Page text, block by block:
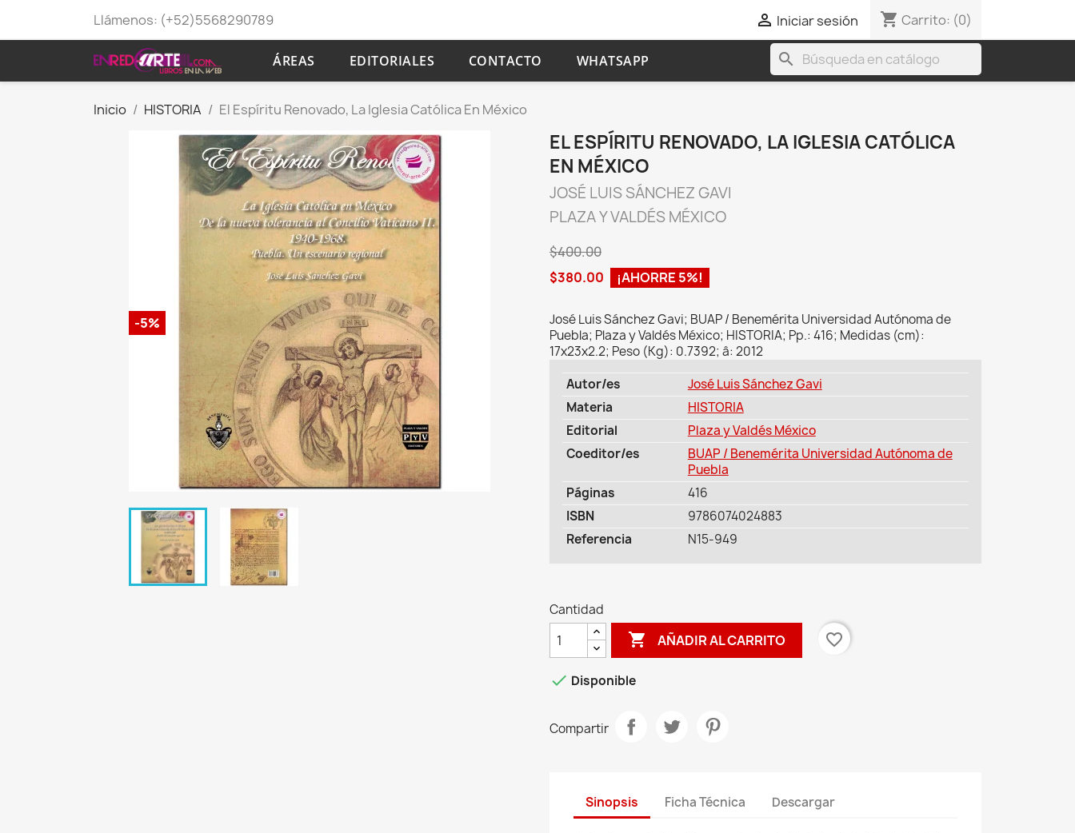
Llámenos: (+52)5568290789  Iniciar sesión shopping_cart Carrito: (0)
ÁREAS EDITORIALES CONTACTO WHATSAPP search
Inicio HISTORIA El Espíritu Renovado, La Iglesia Católica En México
-5%
EL ESPÍRITU RENOVADO, LA IGLESIA CATÓLICA
EN MÉXICO
JOSÉ LUIS SÁNCHEZ GAVI
PLAZA Y VALDÉS MÉXICO
$400.00
$380.00
¡AHORRE 5%!
José Luis Sánchez Gavi; BUAP / Benemérita Universidad Autónoma de
Puebla; Plaza y Valdés México; HISTORIA; Pp.: 416; Medidas (cm):
17x23x2.2; Peso (Kg): 0.7392; â: 2012
Autor/es
José Luis Sánchez Gavi
Materia
HISTORIA
Editorial
Plaza y Valdés México
Coeditor/es
BUAP / Benemérita Universidad Autónoma de
Puebla
Páginas
416
ISBN
9786074024883
Referencia
N15-949
Cantidad
 AÑADIR AL CARRITO favorite_border
 Disponible
Compartir
Sinopsis Ficha Técnica Descargar